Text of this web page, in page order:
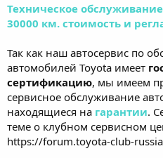
Техническое
30000 км. стоимость и
Так как наш автосервис по
автомобилей Toyota имеет
сертификацию, мы имеем
сервисное обслуживание
находящиеся на гарантии.
теме о клубном сервисном
https://forum.toyota-club-